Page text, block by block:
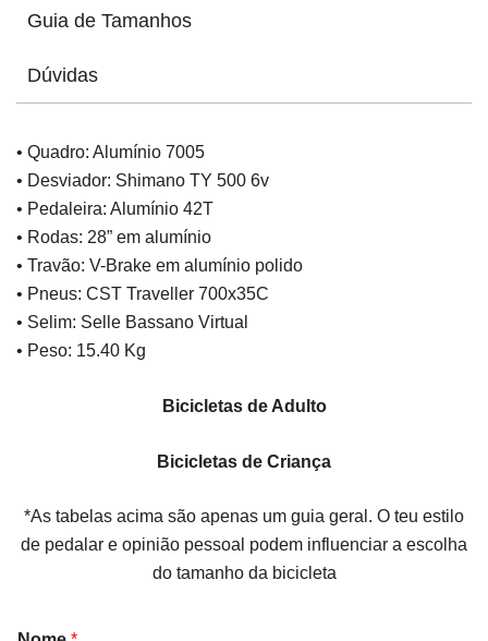
Guia de Tamanhos
Dúvidas
• Quadro: Alumínio 7005
• Desviador: Shimano TY 500 6v
• Pedaleira: Alumínio 42T
• Rodas: 28” em alumínio
• Travão: V-Brake em alumínio polido
• Pneus: CST Traveller 700x35C
• Selim: Selle Bassano Virtual
• Peso: 15.40 Kg
Bicicletas de Adulto
Bicicletas de Criança
*As tabelas acima são apenas um guia geral. O teu estilo
de pedalar e opinião pessoal podem influenciar a escolha
do tamanho da bicicleta